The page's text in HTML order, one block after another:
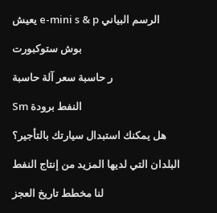
يعيش e-mini s & p الرسم البياني
بوش ستوكبورت
ر حاسبة سعر آلة حاسبة
Sm النفط برودة
هل يمكنك استبدال سيارتك بالتأجير؟
البلدان التي لديها المزيد من إنتاج النفط
لنا مخطط تاريخ العجز